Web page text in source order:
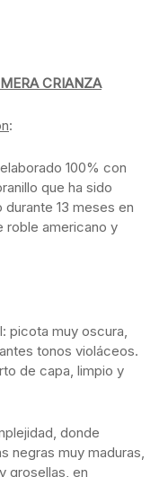
CRIANZA
:
100% con
que ha sido
13 meses en
roble americano y
picota muy oscura,
tonos violáceos.
de capa, limpio y
donde
negras muy maduras,
grosellas, en